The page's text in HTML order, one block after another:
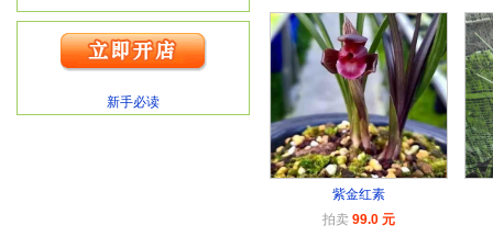
新手必读
紫金红素
拍卖 99.0 元